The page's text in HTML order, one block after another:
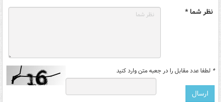
نظر شما *
* لطفا عدد مقابل را در جعبه متن وارد کنید